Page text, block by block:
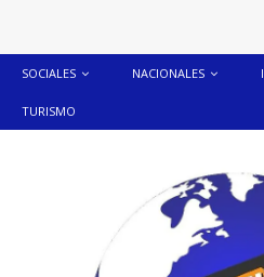
SOCIALES NACIONALES
TURISMO